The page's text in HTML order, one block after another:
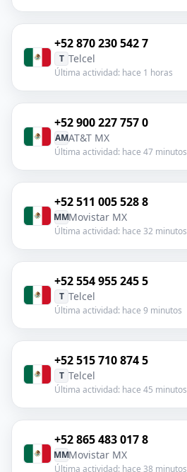
+52 870 230 542 7
T Telcel
Última actividad: hace 1 horas
+52 900 227 757 0
AMAT&T MX
Última actividad: hace 47 minutos
+52 511 005 528 8
MMMovistar MX
Última actividad: hace 32 minutos
+52 554 955 245 5
T Telcel
Última actividad: hace 9 minutos
+52 515 710 874 5
T Telcel
Última actividad: hace 45 minutos
+52 865 483 017 8
MMMovistar MX
Última actividad: hace 38 minutos